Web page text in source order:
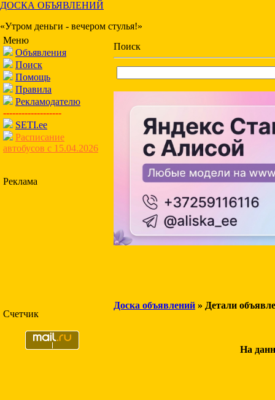
ДОСКА ОБЪЯВЛЕНИЙ
«Утром деньги - вечером стулья!»
Меню
Объявления
Поиск
Помощь
Правила
Рекламодателю
-------------------
SETI.ee
Расписание
автобусов с 15.04.2026
Реклама
Счетчик
Поиск
Доска объявлений » Детали
На